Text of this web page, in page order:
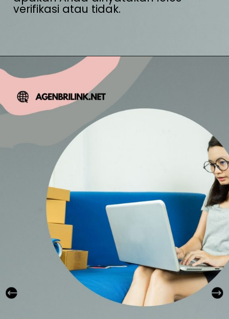
verifikasi atau tidak.